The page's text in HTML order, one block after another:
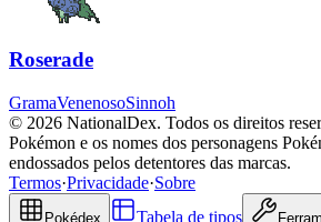
Roserade
GramaVenenosoSinnoh
© 2026 NationalDex. Todos os direitos
Pokémon e os nomes dos personagens
endossados pelos detentores das marcas.
Termos·Privacidade·Sobre
Pokédex Tabela de tipos